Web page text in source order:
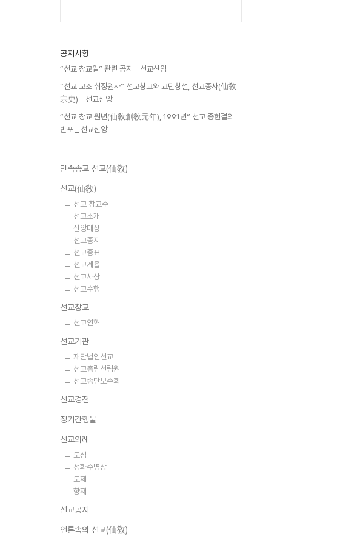
공지사항
“선교 창교일” 관련 공지 _ 선교신앙
“선교 교조 취정원사” 선교창교와 교단창설, 선교종사(仙敎
宗史) _ 선교신앙
“선교 창교 원년(仙敎創敎元年), 1991년” 선교 종헌결의
반포 _ 선교신앙
민족종교 선교(仙敎)
선교(仙敎)
선교 창교주
선교소개
신앙대상
선교종지
선교종표
선교계율
선교사상
선교수행
선교창교
선교연혁
선교기관
재단법인선교
선교총림선림원
선교종단보존회
선교경전
정기간행물
선교의례
도성
정화수명상
도제
향재
선교공지
언론속의 선교(仙敎)